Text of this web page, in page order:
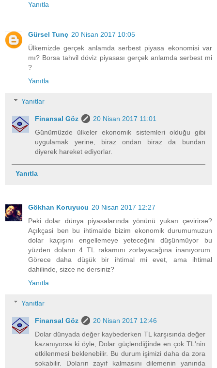
Yanıtla
Gürsel Tunç 20 Nisan 2017 10:05
Ülkemizde gerçek anlamda serbest piyasa ekonomisi var
mı? Borsa tahvil döviz piyasası gerçek anlamda serbest mi
?
Yanıtla
Yanıtlar
Finansal Göz
20 Nisan 2017 11:01
Günümüzde ülkeler ekonomik sistemleri olduğu gibi
uygulamak yerine, biraz ondan biraz da bundan
diyerek hareket ediyorlar.
Yanıtla
Gökhan Koruyucu 20 Nisan 2017 12:27
Peki dolar dünya piyasalarında yönünü yukarı çevirirse?
Açıkçasi ben bu ihtimalde bizim ekonomik durumumuzun
dolar kaçışını engellemeye yeteceğini düşünmüyor bu
yüzden doların 4 TL rakamını zorlayacağına inanıyorum.
Görece daha düşük bir ihtimal mi evet, ama ihtimal
dahilinde, sizce ne dersiniz?
Yanıtla
Yanıtlar
Finansal Göz
20 Nisan 2017 12:46
Dolar dünyada değer kaybederken TL karşısında değer
kazanıyorsa ki öyle, Dolar güçlendiğinde en çok TL'nin
etkilenmesi beklenebilir. Bu durum işimizi daha da zora
sokabilir. Doların zayıf kalmasını dilemenin yanında